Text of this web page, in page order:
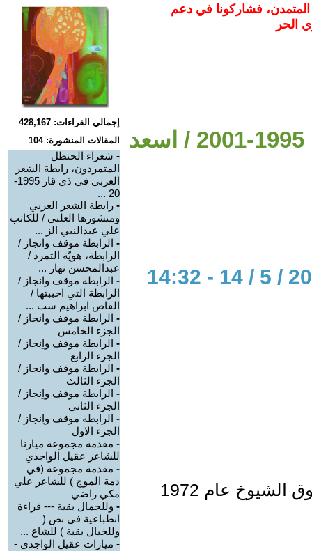
المتمدن، فشاركونا في دعم
الحر
من شعراء رابطة الشعر العربي 1995-2001 / اسعد
عام 1972
إجمالي القراءات: 428,167
المقالات المنشورة: 104
- شعراء الحنظل
المتمردون، رابطة الشعر
العربي في ذي قار 1995-
20 ...
- رابطة الشعر العربي
ومنشورها العلني / للكاتب
علي عبدالنبي الز ...
- الرابطة موقف وانجاز /
الرابطة، هويّة التمرد /
عبدالمحسن نهار ...
- الرابطة موقف وانجاز /
الرابطة التي احببتها /
القاص ابراهيم سب ...
- الرابطة موقف وانجاز /
الجزء الخامس
- الرابطة موقف واِنجاز /
الجزء الرابع
- الرابطة موقف وانجاز /
الجزء الثالث
- الرابطة موقف واِنجاز /
الجزء الثاني
- الرابطة موقف واِنجاز /
الجزء الاول
- مقدمة مجموعة ميارنا
للشاعر عقيل الواجدي
- مقدمة مجموعة (في
ذمة الموج ) للشاعر علي
مكي راضي
- وللجمال بقية --- قراءة
انطباعية في نص (
وللخيال بقية ) للشاع ...
- ميارات عقيل الواجدي -